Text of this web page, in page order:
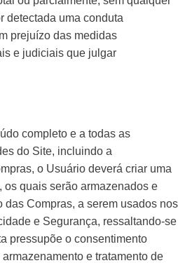
detectada uma conduta
prejuízo das medidas
e judiciais que julgar
completo e a todas as
do Site, incluindo a
o Usuário deverá criar uma
quais serão armazenados e
Compras, a serem usados nos
e Segurança, ressaltando-se
pressupõe o consentimento
e tratamento de